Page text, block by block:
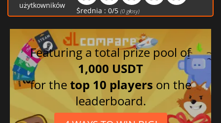
użytkowników
Średnia : 0/5 (0głosy)
Featuring a total prize pool of
1,000 USDT
for thetop 10 players on the
leaderboard.